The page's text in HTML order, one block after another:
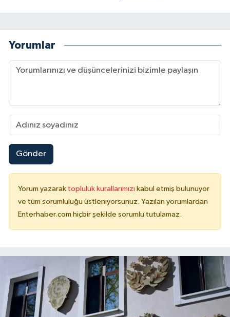
Yorumlar
Gönder
Yorum yazarak topluluk kurallarımızı kabul etmiş bulunuyor
ve tüm sorumluluğu üstleniyorsunuz. Yazılan yorumlardan
Enterhaber.com hiçbir şekilde sorumlu tutulamaz.